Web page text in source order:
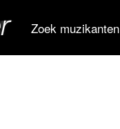
Zoek muzikanten